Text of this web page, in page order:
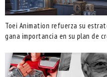
Toei Animation refuerza su
gana importancia en su plan de